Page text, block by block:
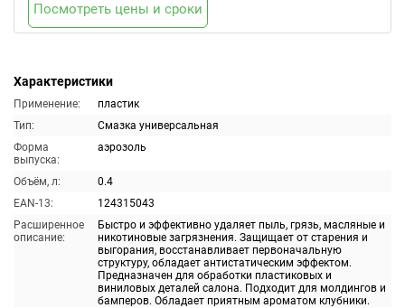
Характеристики
Применение:
пластик
Тип:
Смазка универсальная
Форма
выпуска:
аэрозоль
Объём, л:
0.4
EAN-13:
124315043
Расширенное
описание:
Быстро и эффективно удаляет пыль, грязь, масляные и
никотиновые загрязнения. Защищает от старения и
выгорания, восстанавливает первоначальную
структуру, обладает антистатическим эффектом.
Предназначен для обработки пластиковых и
виниловых деталей салона. Подходит для молдингов и
бамперов. Обладает приятным ароматом клубники.
Посмотреть цены и сроки